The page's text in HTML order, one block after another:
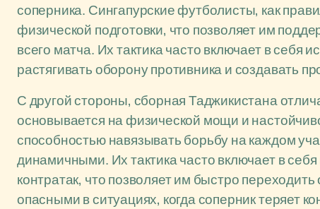
соперника. Сингапурские футболисты, как
физической подготовки, что позволяет им
всего матча. Их тактика часто включает в себя
растягивать оборону противника и создавать
С другой стороны, сборная Таджикистана
основывается на физической мощи и
способностью навязывать борьбу на каждом
динамичными. Их тактика часто включает в
контратак, что позволяет им быстро
опасными в ситуациях, когда соперник теряет